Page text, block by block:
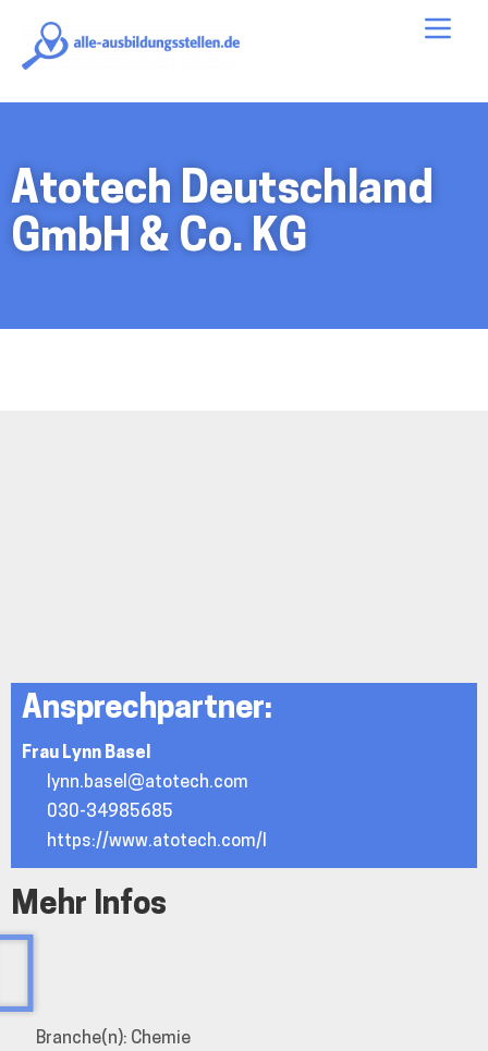
Atotech Deutschland
GmbH & Co. KG
Ansprechpartner:
Frau Lynn Basel
lynn.basel@atotech.com
030-34985685
https://www.atotech.com/l
Mehr Infos
Branche(n): Chemie